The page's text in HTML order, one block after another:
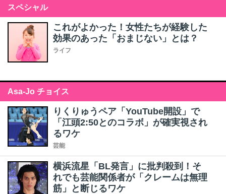
スペシャル
これがよかった！女性たちが経験した
効果のあった「おまじない」とは？
ライフ
Asa-Jo チョイス
りくりゅうペア「YouTube開設」で
「江頭2:50とのコラボ」が確実視され
るワケ
芸能
横浜流星「BL発言」に批判殺到！そ
れでも芸能関係者が「クレームは無理
筋」と断じるワケ